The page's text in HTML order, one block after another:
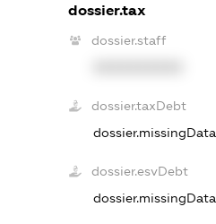
dossier.tax
dossier.staff
dossier.taxDebt
dossier.missingData
dossier.esvDebt
dossier.missingData